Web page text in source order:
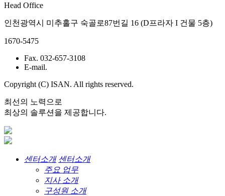
Head Office
인천광역시 미추홀구 숙골로87번길 16 (D프라자 I 건물 5층)
1670-5475
Fax. 032-657-3108
E-mail.
Copyright (C) ISAN. All rights reserved.
최선의 노력으로
최상의 솔루션을 제공합니다.
센터소개 센터소개
주요 업무
지사 소개
구성원 소개